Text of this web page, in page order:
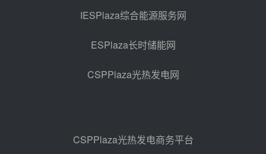
热发电工程EPC总承包项目熔盐截
昊森机电中标新疆华电天山北麓基
地100MW光热发电工程EPC总承
包项目熔盐介质超声波流量计采购
前天 08-05 17:09
08-05 14:48
IESPlaza综合能源服务网
ESPlaza长时储能网
CSPPlaza光热发电网
CSPPlaza光热发电商务平台